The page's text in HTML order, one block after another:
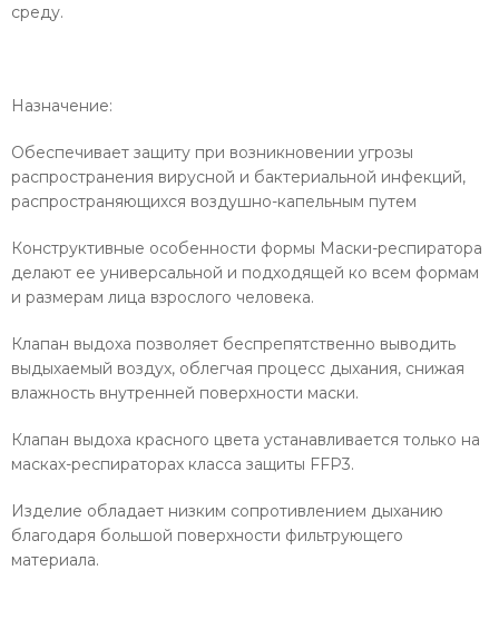
среду.
Назначение:
Обеспечивает защиту при возникновении угрозы
распространения вирусной и бактериальной инфекций,
распространяющихся воздушно-капельным путем
Конструктивные особенности формы Маски-респиратора
делают ее универсальной и подходящей ко всем формам
и размерам лица взрослого человека.
Клапан выдоха позволяет беспрепятственно выводить
выдыхаемый воздух, облегчая процесс дыхания, снижая
влажность внутренней поверхности маски.
Клапан выдоха красного цвета устанавливается только на
масках-респираторах класса защиты FFP3.
Изделие обладает низким сопротивлением дыханию
благодаря большой поверхности фильтрующего
материала.